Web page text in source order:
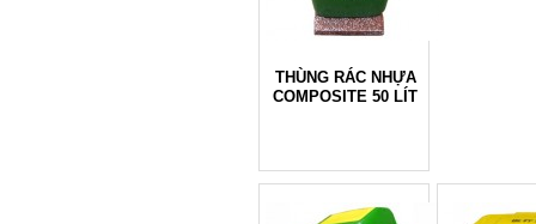
THÙNG RÁC NHỰA
COMPOSITE 50 LÍT